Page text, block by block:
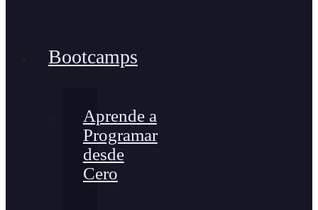
Bootcamps
Aprende a
Programar
desde
Cero